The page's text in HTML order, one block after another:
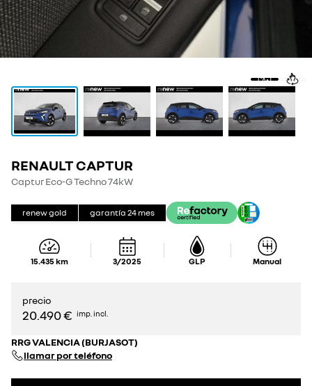
RENAULT CAPTUR
Captur Eco-G Techno 74kW
renew gold garantía 24 mes
15.435km 3/2025 GLP Manual
precio
20.490 € imp. incl.
RRG VALENCIA (BURJASOT)
llamar por teléfono